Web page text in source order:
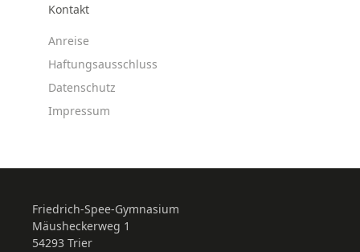
Kontakt
Anreise
Haftungsausschluss
Datenschutz
Impressum
Friedrich-Spee-Gymnasium
Mäusheckerweg 1
54293 Trier